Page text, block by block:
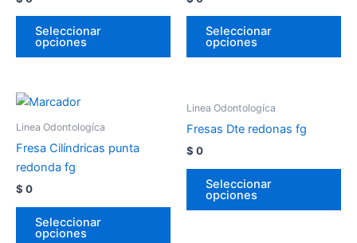
Seleccionar
opciones
Seleccionar
opciones
Linea Odontologíca
Fresa Cilíndricas punta
redonda fg
$ 0
Seleccionar
opciones
Linea Odontologíca
Fresas Dte redonas fg
$ 0
Seleccionar
opciones